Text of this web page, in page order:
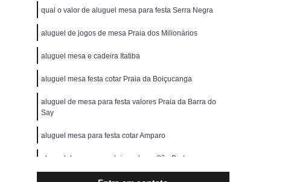
qual o valor de aluguel mesa para festa Serra Negra
aluguel de jogos de mesa Praia dos Milionários
aluguel mesa e cadeira Itatiba
aluguel mesa festa cotar Praia da Boiçucanga
aluguel de mesa para festa valores Praia da Barra do
Say
aluguel mesa para festa cotar Amparo
aluguel de mesa e cadeira valores São Pedro